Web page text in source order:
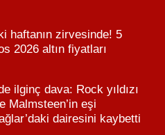
haftanın zirvesinde! 5
2026 altın fiyatları
ilginç dava: Rock yıldızı
Malmsteen’in eşi
dairesini kaybetti